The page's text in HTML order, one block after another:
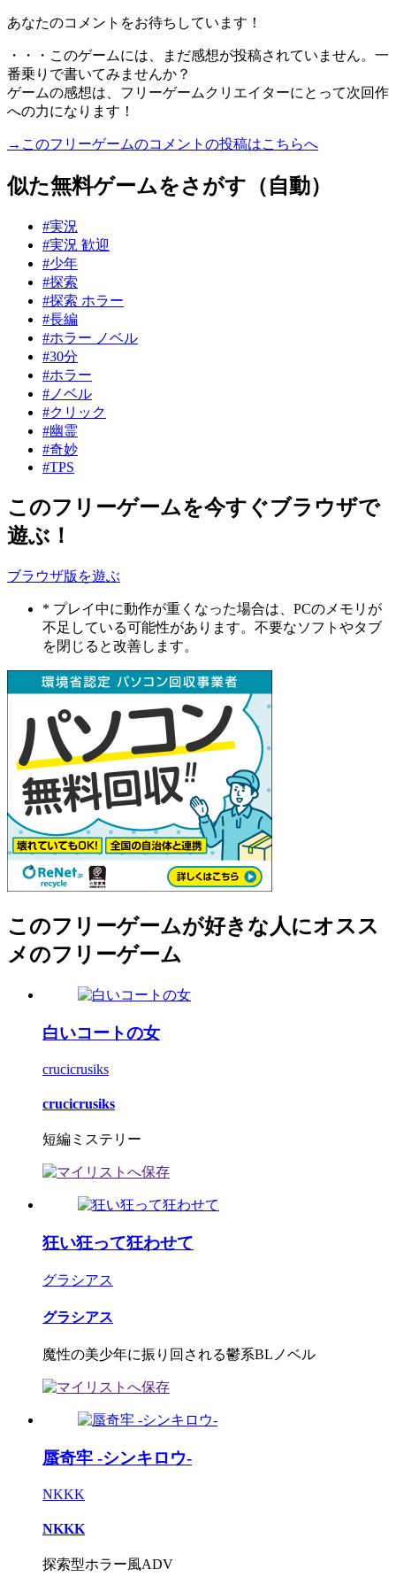
あなたのコメントをお待ちしています！
・・・このゲームには、まだ感想が投稿されていません。一
番乗りで書いてみませんか？
ゲームの感想は、フリーゲームクリエイターにとって次回作
への力になります！
→このフリーゲームのコメントの投稿はこちらへ
似た無料ゲームをさがす（自動）
#実況
#実況 歓迎
#少年
#探索
#探索 ホラー
#長編
#ホラー ノベル
#30分
#ホラー
#ノベル
#クリック
#幽霊
#奇妙
#TPS
このフリーゲームを今すぐブラウザで
遊ぶ！
ブラウザ版を遊ぶ
* プレイ中に動作が重くなった場合は、PCのメモリが
不足している可能性があります。不要なソフトやタブ
を閉じると改善します。
このフリーゲームが好きな人にオスス
メのフリーゲーム
白いコートの女
crucicrusiks
crucicrusiks
短編ミステリー
狂い狂って狂わせて
グラシアス
グラシアス
魔性の美少年に振り回される鬱系BLノベル
蜃奇牢 -シンキロウ-
NKKK
NKKK
探索型ホラー風ADV